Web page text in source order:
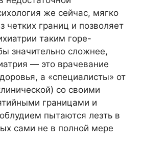
же сейчас, мягко
четких границ и позволяет
таким горе-
значительно сложнее,
— это врачевание
а «специалисты» от
со своими
границами и
пытаются лезть в
сами не в полной мере